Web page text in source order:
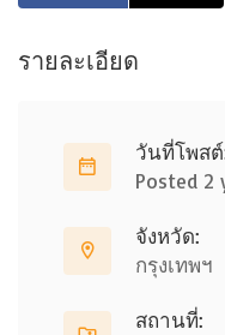
รายละเอียด
วันที่โพส
Posted 2
จังหวัด:
กรุงเทพฯ
สถานที่: